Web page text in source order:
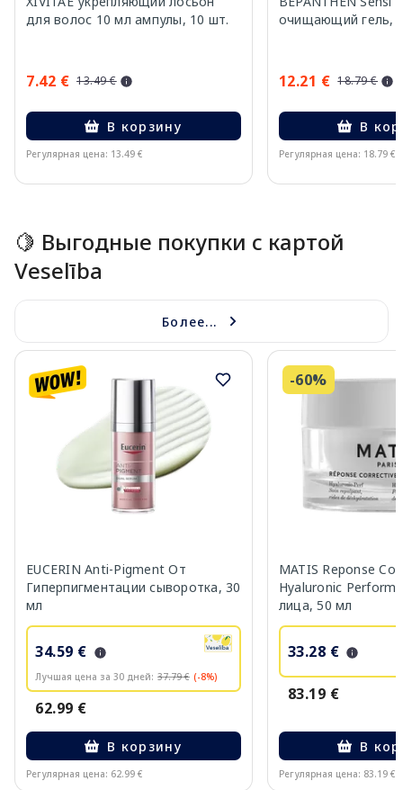
для волос 10 мл ампулы, 10 шт.
7.42 € 13.49 €
В корзину
Регулярная цена: 13.49 €
очищающий гель,
12.21 € 18.79 €
В
Регулярная цена: 18.79 €
🍋 Выгодные покупки с картой
Veselība
Более...
EUCERIN Anti-Pigment От
Гиперпигментации сыворотка, 30
мл
34.59 €
Лучшая цена за 30 дней: 37.79 € (-8%)
62.99 €
В корзину
Регулярная цена: 62.99 €
-60%
MATIS Reponse
Hyaluronic
лица, 50 мл
33.28 €
83.19 €
В
Регулярная цена: 83.19 €